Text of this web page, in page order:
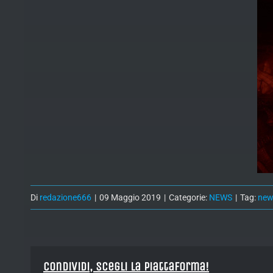
Di redazione666 | 09 Maggio 2019 | Categorie: NEWS | Tag:
Condividi, Scegli la piattaforma!